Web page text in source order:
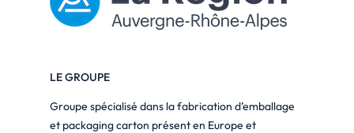
LE GROUPE
Groupe spécialisé dans la fabrication d’emballage
et packaging carton présent en Europe et